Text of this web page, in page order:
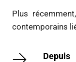
Plus
contemporains